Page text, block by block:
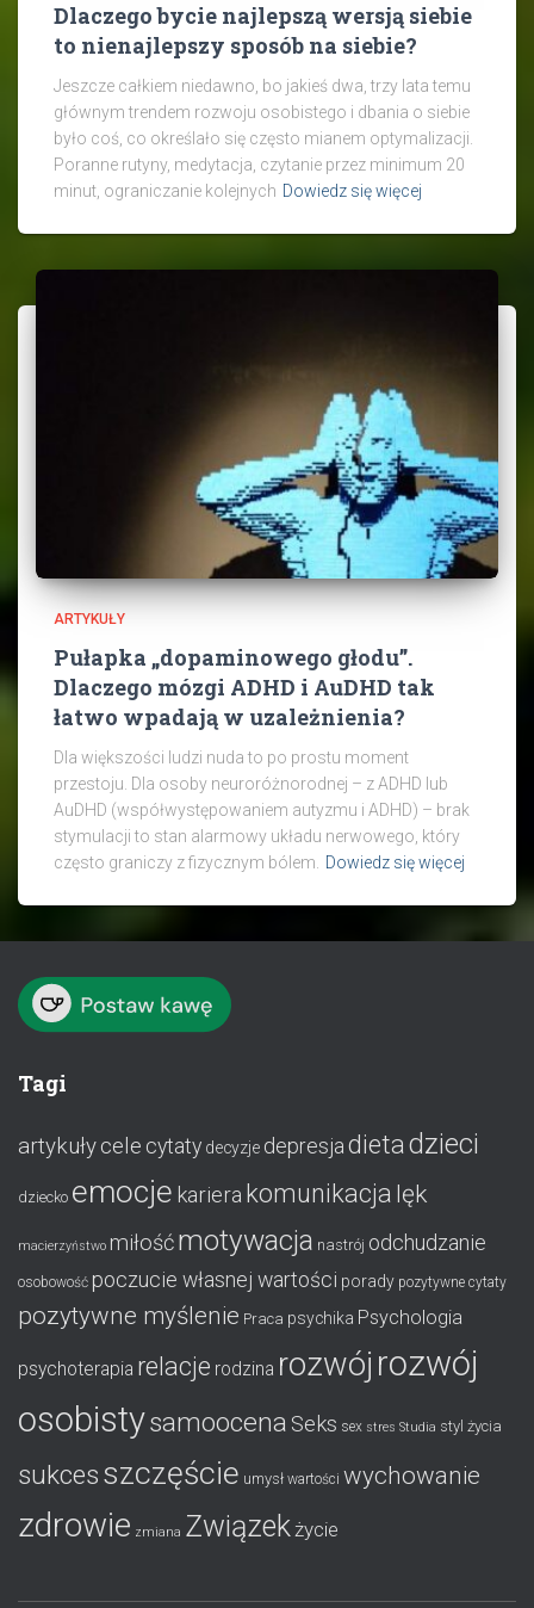
Dlaczego bycie najlepszą wersją siebie
to nienajlepszy sposób na siebie?
Jeszcze całkiem niedawno, bo jakieś dwa, trzy lata temu
głównym trendem rozwoju osobistego i dbania o siebie
było coś, co określało się często mianem optymalizacji.
Poranne rutyny, medytacja, czytanie przez minimum 20
minut, ograniczanie kolejnych Dowiedz się więcej
ARTYKUŁY
Pułapka „dopaminowego głodu”.
Dlaczego mózgi ADHD i AuDHD tak
łatwo wpadają w uzależnienia?
Dla większości ludzi nuda to po prostu moment
przestoju. Dla osoby neuroróżnorodnej – z ADHD lub
AuDHD (współwystępowaniem autyzmu i ADHD) – brak
stymulacji to stan alarmowy układu nerwowego, który
często graniczy z fizycznym bólem.
Dowiedz się więcej
Tagi
artykułycele cytaty decyzje depresja dietadzieci
dziecko emocje kariera komunikacja lęk
macierzyństwo miłośćmotywacja nastrój odchudzanie
osobowość poczucie własnej wartości porady pozytywne cytaty
pozytywne myślenie Praca psychika Psychologia
psychoterapia relacje rodzina rozwój rozwój
osobistysamoocena Seks sex stres Studia styl życia
sukcesszczęście umysł wartości wychowanie
zdrowie zmiana Związekżycie